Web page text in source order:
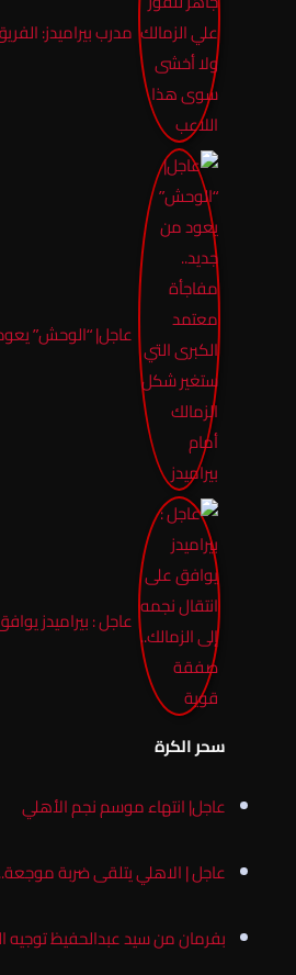
مدرب بيراميدز:
عاجل| “الوحش”
عاجل : بيراميدز
سحر الكرة
عاجل| انتهاء موسم نجم الأهلي
عاجل | الاهلي يتلقى ضربة
بفرمان من سيد عبدالحفيظ توجيه